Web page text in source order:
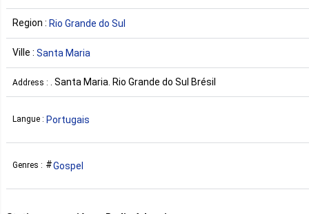
Region : Rio Grande do Sul
Ville : Santa Maria
Address : . Santa Maria. Rio Grande do Sul Brésil
Langue : Portugais
Genres : Gospel